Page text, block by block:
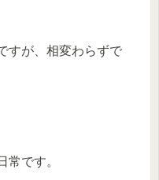
すが、相変わらずで
常です。